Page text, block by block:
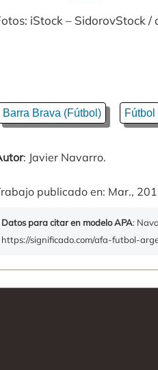
iStock – SidorovStock /
Barra Brava (Fútbol) Fútbol
: Javier Navarro.
publicado en: Mar.,
Datos para citar en modelo APA:
https://significado.com/afa-futbol-